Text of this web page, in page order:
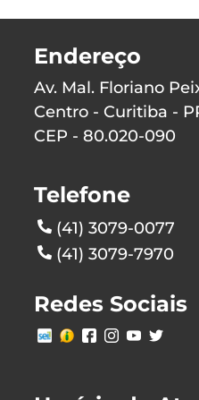
Endereço
Av. Mal. Floriano
Centro - Curitiba -
CEP - 80.020-090
Telefone
(41) 3079-0077
(41) 3079-7970
Redes Sociais